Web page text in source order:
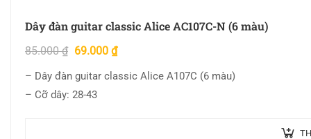
Dây đàn guitar classic Alice AC107C-N (6 màu)
85.000₫ 69.000 ₫
– Dây đàn guitar classic Alice A107C (6 màu)
– Cỡ dây: 28-43